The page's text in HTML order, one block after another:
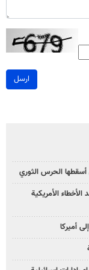
ارسل
أسقطها الحرس الثوري
الأمريكية
أميركا